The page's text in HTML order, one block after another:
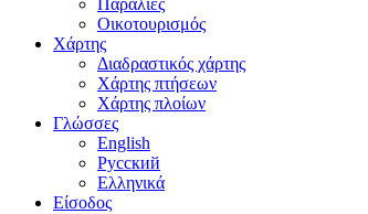
Παραλίες
Οικοτουρισμός
Χάρτης
Διαδραστικός χάρτης
Χάρτης πτήσεων
Χάρτης πλοίων
Γλώσσες
English
Русский
Ελληνικά
Είσοδος